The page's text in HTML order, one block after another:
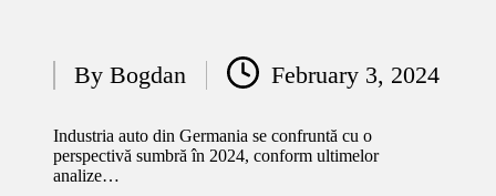
Posted
by
ByBogdan February 3, 2024
Industria auto din Germania se confruntă cu o
perspectivă sumbră în 2024, conform ultimelor
analize…